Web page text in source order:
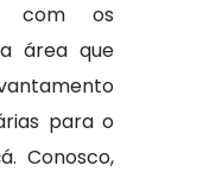
com os
área que
para o
Conosco,